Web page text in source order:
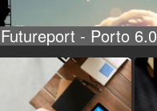
Futureport - Porto 6.0